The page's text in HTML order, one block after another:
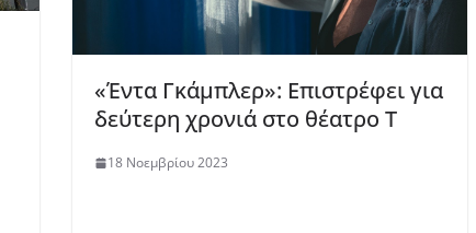
«Έντα Γκάμπλερ»: Επιστρέφει για
δεύτερη χρονιά στο θέατρο Τ
18 Νοεμβρίου 2023